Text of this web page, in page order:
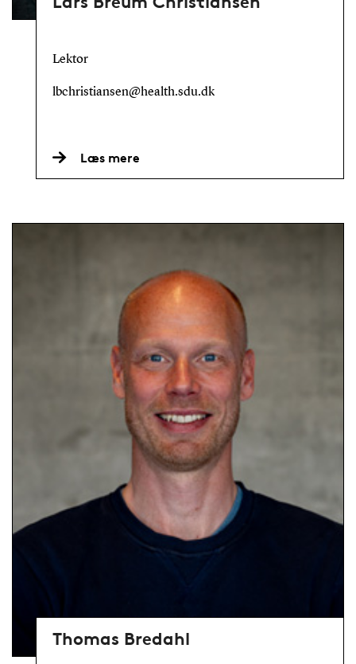
Lektor
lbchristiansen@health.sdu.dk
Læs mere
Thomas Bredahl